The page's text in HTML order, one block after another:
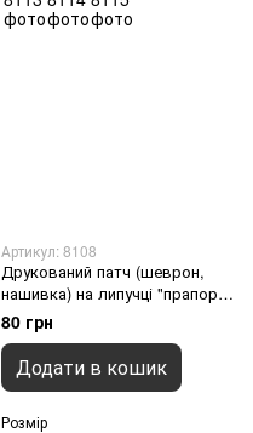
Артикул: 8108
Друкований патч (шеврон,
нашивка) на липучці "прапор
України", 70 х 40 мм
80 грн
Додати в кошик
Розмір